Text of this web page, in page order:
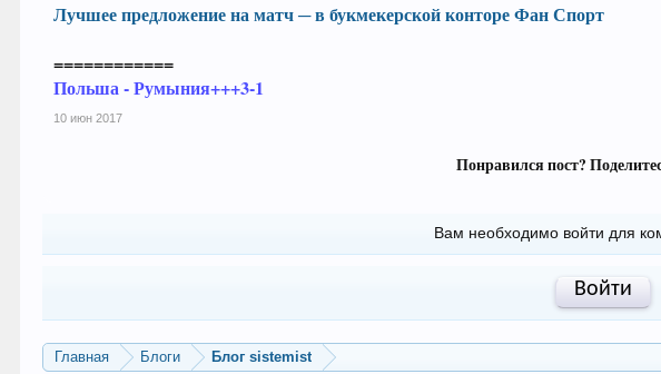
Лучшее предложение на матч ─ в букмекерской конторе Фан Спорт
============
Польша - Румыния+++3-1
10 июн 2017
Понравился пост?
Вам необходимо войти для
Войти
Главная Блоги Блог sistemist